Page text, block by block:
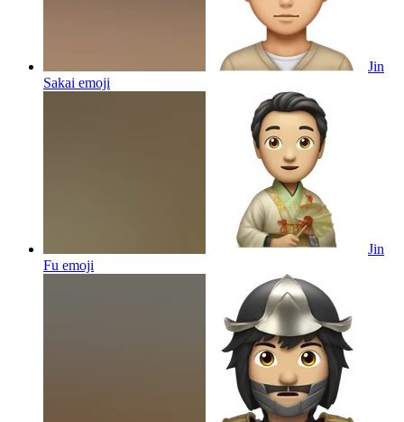
Jin
Sakai emoji
Jin
Fu emoji